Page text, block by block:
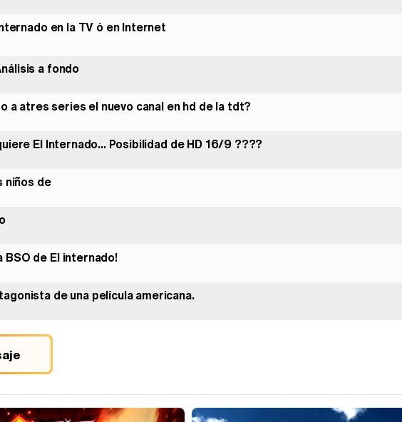
en la TV ó en Internet
a fondo
a atres series el nuevo canal en hd de la tdt?
El Internado... Posibilidad de HD 16/9 ????
niños de
BSO de El internado!
de una película americana.